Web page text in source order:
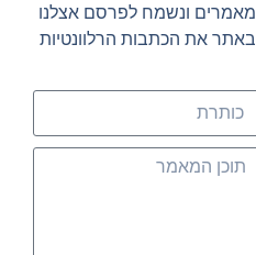
מאמרים ונשמח לפרסם אצלנו
באתר את הכתבות הרלוונטיות